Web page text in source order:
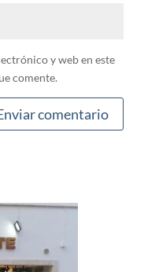
y web en este
comente.